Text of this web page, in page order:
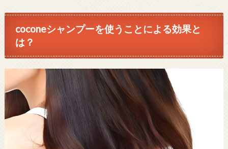
coconeシャンプーを使うことによる効果と
は？